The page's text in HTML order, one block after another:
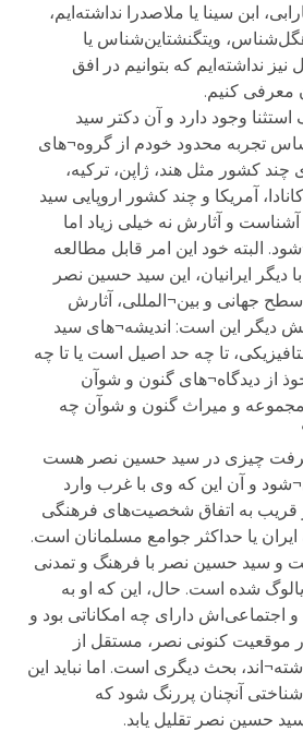
ابن سینا یا ملاصدرا نداشته‌ایم،
ویتگنشتاین‌شناس یا
نداشته‌ایم که بتوانیم در افق
معرفی کنیم.
وجود دارد و آن دکتر سید
تجربه محدود خودم از گروه¬های
کشور مثل هند، ژاپن، ترکیه،
آمریکا و چند کشور اروپایی سید
و آثارش نه خیلی زیاد اما
البته خود این امر قابل مطالعه
ایرانیان، این سید حسین نصر
جهانی و بین¬المللی، آثارش
دیگر این است: اندیشه¬های سید
تا چه حد اصیل است یا تا چه
از دیدگاه¬های گنون و شوآن
و میراث گنون و شوآن چه
پذیرفت چیزی در سید حسین نصر هست
و آن این که وی با غرب وارد
قریب به اتفاق شخصیت‌‌های فرهنگی
یا حداکثر جوامع مسلمانان است.
و سید حسین نصر با فرهنگ و تمدنی
شده است. حال، این که او به
اجتماعی‌اش دارای چه امکاناتی بود و
موقعیت کنونی نصر، مستقل از
بحث دیگری است. اما نباید این
آنچنان پررنگ شود که
حسین نصر تقلیل یابد.